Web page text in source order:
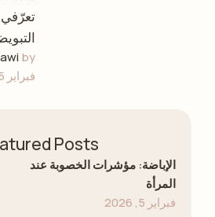
كل
by
فبراير 5, 2026
Posts
الإباضة: مؤشرات الخصوبة عند
المرأة
فبراير 5, 2026